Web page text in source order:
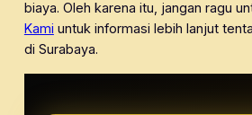
biaya. Oleh karena itu, jangan ragu
Kami untuk informasi lebih lanjut
di Surabaya.